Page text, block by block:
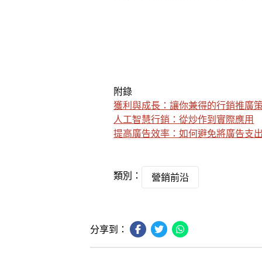
附錄
獲利與成長：讓你兼得的行銷推廣
人工智慧行銷：從炒作到實際應用
提高廣告效率：如何避免將廣告支
類別： 營銷前沿
分享到：